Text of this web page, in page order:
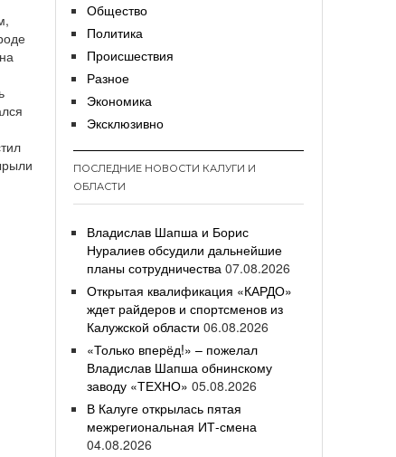
Общество
Политика
Происшествия
Разное
Экономика
Эксклюзивно
ПОСЛЕДНИЕ НОВОСТИ КАЛУГИ И
ОБЛАСТИ
Владислав Шапша и Борис
Нуралиев обсудили дальнейшие
планы сотрудничества 07.08.2026
Открытая квалификация «КАРДО»
ждет райдеров и спортсменов из
Калужской области 06.08.2026
«Только вперёд!» – пожелал
Владислав Шапша обнинскому
заводу «ТЕХНО» 05.08.2026
В Калуге открылась пятая
межрегиональная ИТ-смена
04.08.2026